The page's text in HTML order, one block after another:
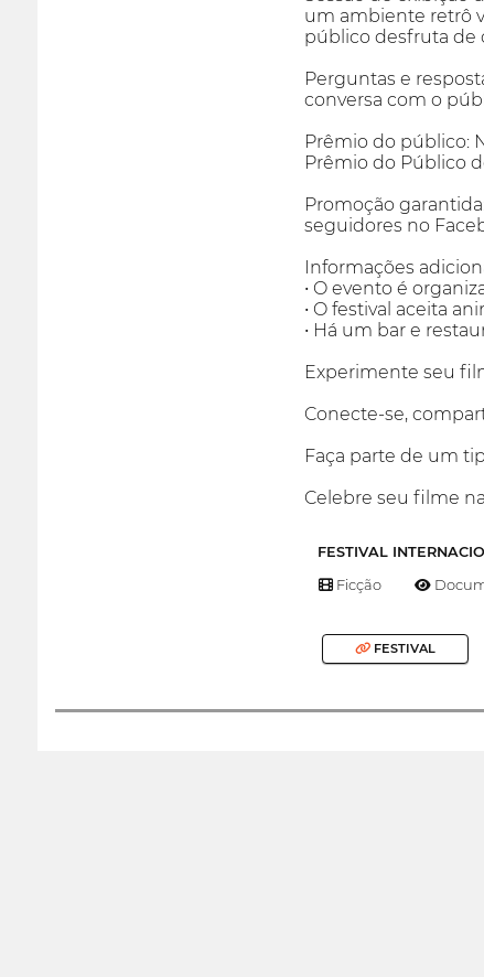
um ambiente retrô
público desfruta de
Perguntas e
conversa com o
Prêmio do público:
Prêmio do Público
Promoção
seguidores no
Informações
• O evento é
• O festival aceita
• Há um bar e
Experimente seu
Conecte-se,
Faça parte de um
Celebre seu filme
FESTIVAL
Ficção
FESTIVAL